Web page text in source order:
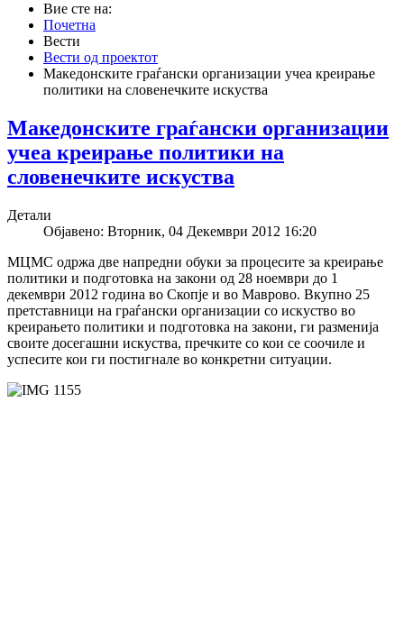
Вие сте на:
Почетна
Вести
Вести од проектот
Македонските граѓански организации учеа креирање
политики на словенечките искуства
Македонските граѓански организации
учеа креирање политики на
словенечките искуства
Детали
Објавено: Вторник, 04 Декември 2012 16:20
МЦМС одржа две напредни обуки за процесите за креирање
политики и подготовка на закони од 28 ноември до 1
декември 2012 година во Скопје и во Маврово. Вкупно 25
претставници на граѓански организации со искуство во
креирањето политики и подготовка на закони, ги разменија
своите досегашни искуства, пречките со кои се соочиле и
успесите кои ги постигнале во конкретни ситуации.